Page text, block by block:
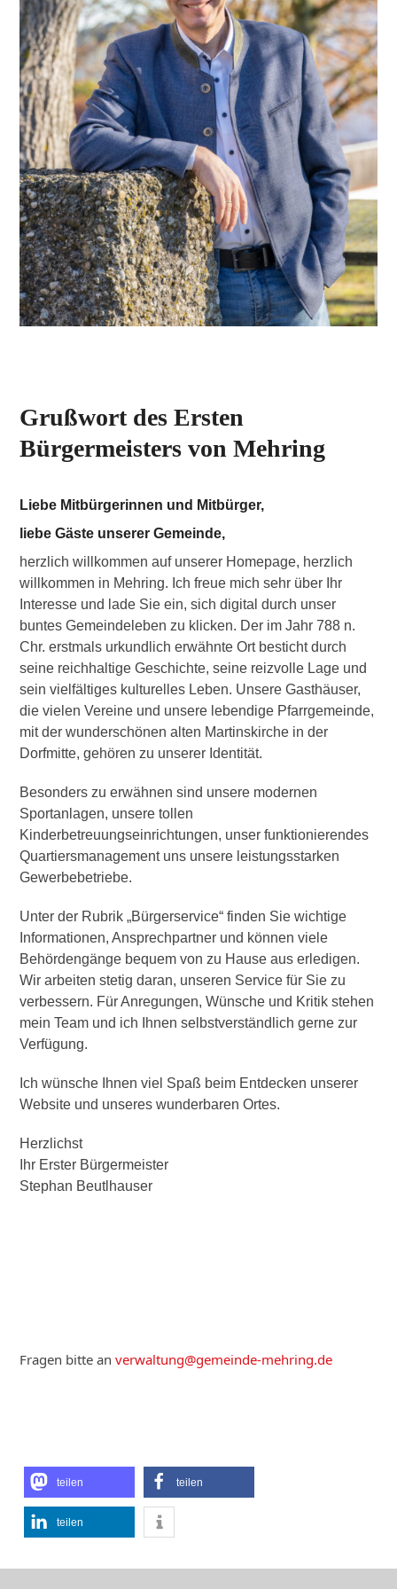
Grußwort des Ersten
Bürgermeisters von Mehring
Liebe Mitbürgerinnen und Mitbürger,
liebe Gäste unserer Gemeinde,
herzlich willkommen auf unserer Homepage, herzlich
willkommen in Mehring. Ich freue mich sehr über Ihr
Interesse und lade Sie ein, sich digital durch unser
buntes Gemeindeleben zu klicken. Der im Jahr 788 n.
Chr. erstmals urkundlich erwähnte Ort besticht durch
seine reichhaltige Geschichte, seine reizvolle Lage und
sein vielfältiges kulturelles Leben. Unsere Gasthäuser,
die vielen Vereine und unsere lebendige Pfarrgemeinde,
mit der wunderschönen alten Martinskirche in der
Dorfmitte, gehören zu unserer Identität.
Besonders zu erwähnen sind unsere modernen
Sportanlagen, unsere tollen
Kinderbetreuungseinrichtungen, unser funktionierendes
Quartiersmanagement uns unsere leistungsstarken
Gewerbebetriebe.
Unter der Rubrik „Bürgerservice“ finden Sie wichtige
Informationen, Ansprechpartner und können viele
Behördengänge bequem von zu Hause aus erledigen.
Wir arbeiten stetig daran, unseren Service für Sie zu
verbessern. Für Anregungen, Wünsche und Kritik stehen
mein Team und ich Ihnen selbstverständlich gerne zur
Verfügung.
Ich wünsche Ihnen viel Spaß beim Entdecken unserer
Website und unseres wunderbaren Ortes.
Herzlichst
Ihr Erster Bürgermeister
Stephan Beutlhauser
Fragen bitte anverwaltung@gemeinde-mehring.de
teilen teilen
teilen